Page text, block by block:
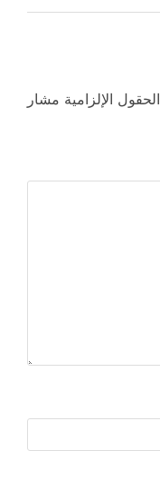
الحقول الإلزامية مشار